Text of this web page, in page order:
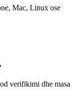
Mac, Linux ose
verifikimi dhe masa